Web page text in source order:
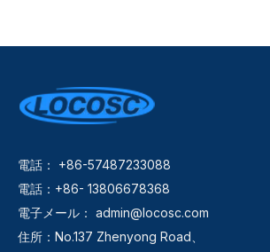
電話： +86-57487233088
電話：+86- 13806678368
電子メール： admin@locosc.com
住所：No.137 Zhenyong Road、